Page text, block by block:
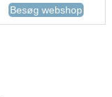
Besøg webshop